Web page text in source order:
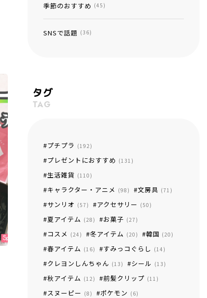
季節のおすすめ (45)
SNSで話題 (36)
タグ
TAG
プチプラ (192)
プレゼントにおすすめ (131)
生活雑貨 (110)
キャラクター・アニメ (98) 文房具 (71)
サンリオ (57) アクセサリー (50)
夏アイテム (28) お菓子 (27)
コスメ (24) 冬アイテム (20) 韓国 (20)
春アイテム (16) すみっコぐらし (14)
クレヨンしんちゃん (13) シール (13)
秋アイテム (12) 前髪クリップ (11)
スヌーピー (8) ポケモン (6)